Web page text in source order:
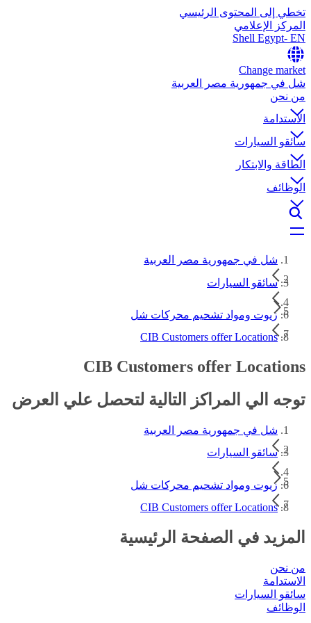
تخطي إلى المحتوى الرئيسي
المركز الإعلامي
Shell Egypt- EN
Change market
شل في جمهورية مصر العربية
من نحن
الاستدامة
سائقو السيارات
الطاقة والابتكار
الوظائف
شل في جمهورية مصر العربية
سائقو السيارات
زيوت ومواد تشحيم محركات شل
CIB Customers offer Locations
CIB Customers offer Locations
توجه الي المراكز التالية لتحصل علي العرض
شل في جمهورية مصر العربية
سائقو السيارات
زيوت ومواد تشحيم محركات شل
CIB Customers offer Locations
المزيد في الصفحة الرئيسية
من نحن
الاستدامة
سائقو السيارات
الوظائف